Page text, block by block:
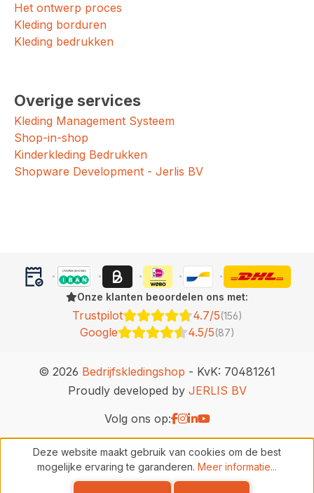
Het ontwerp proces
Kleding borduren
Kleding bedrukken
Overige services
Kleding Management Systeem
Shop-in-shop
Kinderkleding Bedrukken
Shopware Development - Jerlis BV
Onze klanten beoordelen ons met:
Trustpilot 4.7/5(156)
Google 4.5/5(87)
© 2026 Bedrijfskledingshop - KvK: 70481261
Proudly developed by JERLIS BV
Volg ons op:
Deze website maakt gebruik van cookies om de best
mogelijke ervaring te garanderen. Meer informatie...